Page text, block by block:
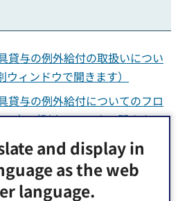
and display in
as the web
language.
貸与の例外給付の取扱いについ
ィンドウで開きます）
貸与の例外給付についてのフロ
）（別ウィンドウで開きま
貸与確認申請書（PDF：71KB）
す）